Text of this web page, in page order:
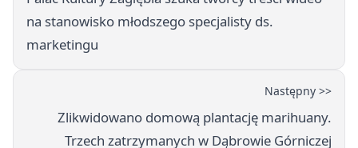
na stanowisko młodszego specjalisty ds.
marketingu
Następny >>
Zlikwidowano domową plantację marihuany.
Trzech zatrzymanych w Dąbrowie Górniczej